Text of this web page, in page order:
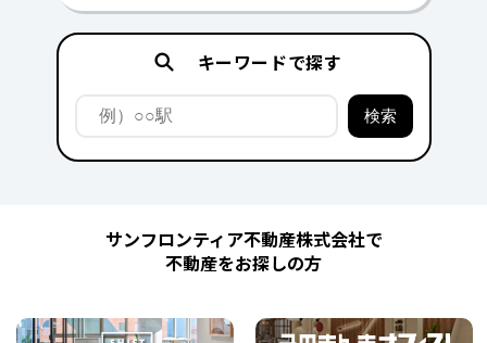
キーワードで探す
サンフロンティア不動産株式会社で
不動産をお探しの方